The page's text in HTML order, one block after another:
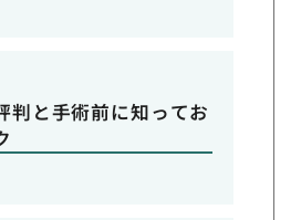
判と手術前に知ってお